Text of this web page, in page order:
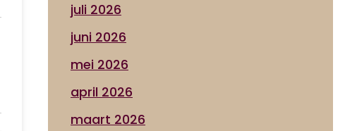
juli 2026
juni 2026
mei 2026
april 2026
maart 2026